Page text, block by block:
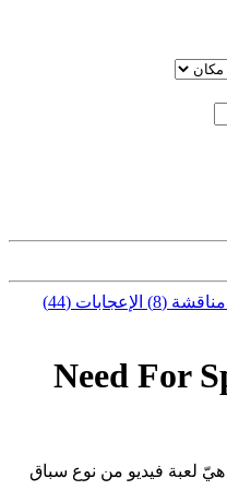
مناقشة (8)
الإعجابات (44)
Need For
هيّ لعبة فيديو من نوع سباق